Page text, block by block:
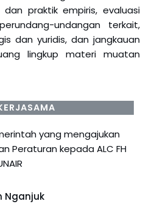
praktik empiris, evaluasi
undangan terkait,
dan yuridis, dan jangkauan
lingkup materi muatan
yang mengajukan
Peraturan kepada ALC FH
Nganjuk